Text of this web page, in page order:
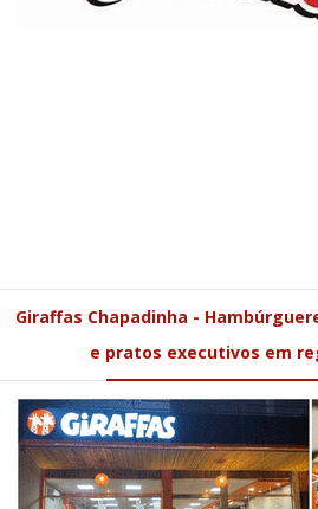
Giraffas Chapadinha -
e pratos executivos em